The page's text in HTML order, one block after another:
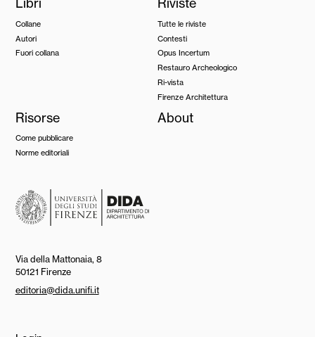
Libri
Collane
Autori
Fuori collana
Riviste
Tutte le riviste
Contesti
Opus Incertum
Restauro Archeologico
Ri-vista
Firenze Architettura
Risorse
Come pubblicare
Norme editoriali
About
Via della Mattonaia, 8
50121 Firenze
editoria@dida.unifi.it